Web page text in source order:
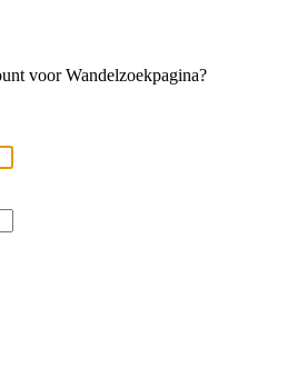
voor Wandelzoekpagina?